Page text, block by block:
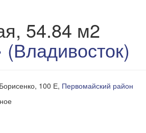
54.84 м2
100 Е, Первомайский район